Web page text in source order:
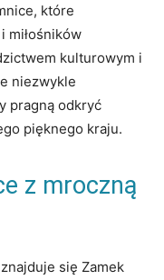
które
⁣miłośników‍
kulturowym⁤ i
niezwykle⁢
pragną odkryć
⁣pięknego kraju.
z ⁢mroczną
⁢się Zamek